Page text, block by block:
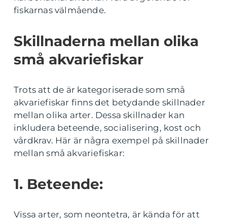
fiskarnas välmående.
Skillnaderna mellan olika
små akvariefiskar
Trots att de är kategoriserade som små
akvariefiskar finns det betydande skillnader
mellan olika arter. Dessa skillnader kan
inkludera beteende, socialisering, kost och
vårdkrav. Här är några exempel på skillnader
mellan små akvariefiskar:
1. Beteende:
Vissa arter, som neontetra, är kända för att